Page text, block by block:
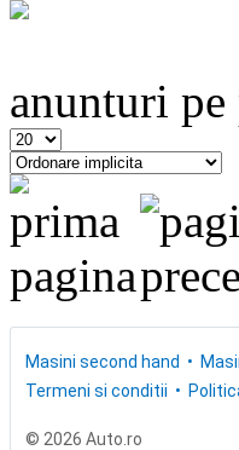
anunturi pe
Masini second hand
Termeni si conditii
© 2026 Auto.ro